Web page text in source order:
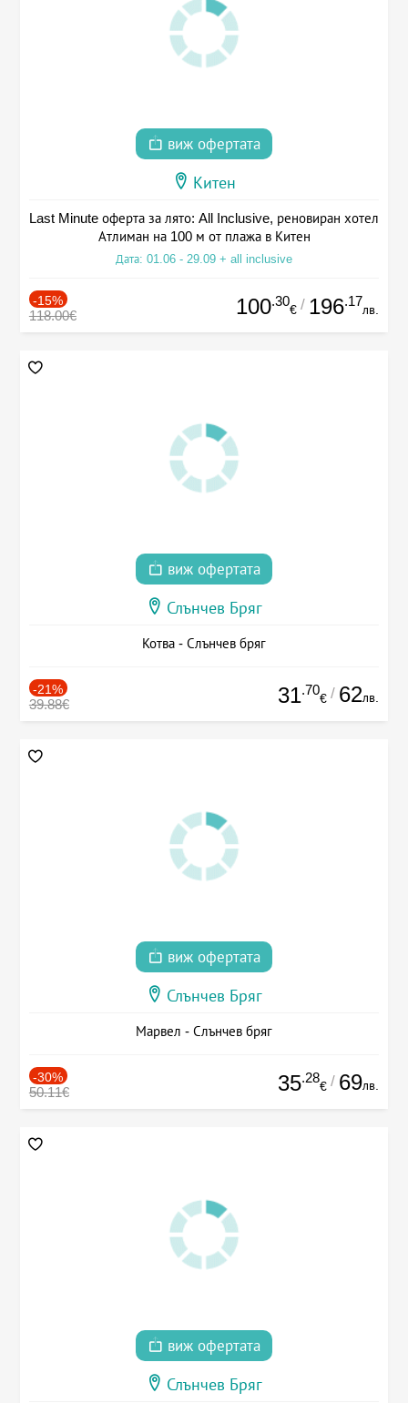
виж офертата
Китен
Last Minute оферта за лято: All Inclusive, реновиран хотел
Атлиман на 100 м от плажа в Китен
Дата: 01.06 - 29.09 + all inclusive
-15%
118.00€ 100.30
€ / 196.17
лв.
виж офертата
Слънчев Бряг
Котва - Слънчев бряг
-21%
39.88€ 31.70
€ / 62лв.
виж офертата
Слънчев Бряг
Марвел - Слънчев бряг
-30%
50.11€ 35.28
€ / 69лв.
виж офертата
Слънчев Бряг